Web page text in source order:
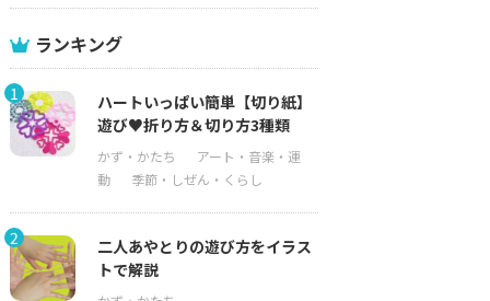
ランキング
1
ハートいっぱい簡単【切り紙】
遊び♥折り方＆切り方3種類
2
二人あやとりの遊び方をイラス
トで解説